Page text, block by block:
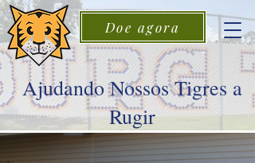
Doe agora
Ajudando Nossos Tigres a
Rugir